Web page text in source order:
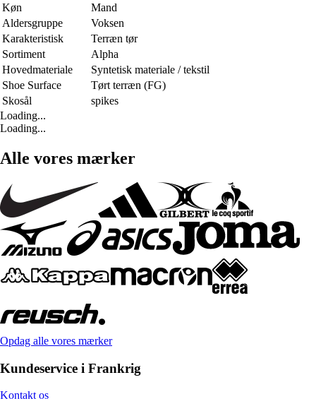
Køn
Mand
Aldersgruppe
Voksen
Karakteristisk
Terræn tør
Sortiment
Alpha
Hovedmateriale
Syntetisk materiale / tekstil
Shoe Surface
Tørt terræn (FG)
Skosål
spikes
Loading...
Loading...
Alle vores mærker
Opdag alle vores mærker
Kundeservice i Frankrig
Kontakt os